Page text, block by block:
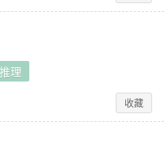
理
收藏